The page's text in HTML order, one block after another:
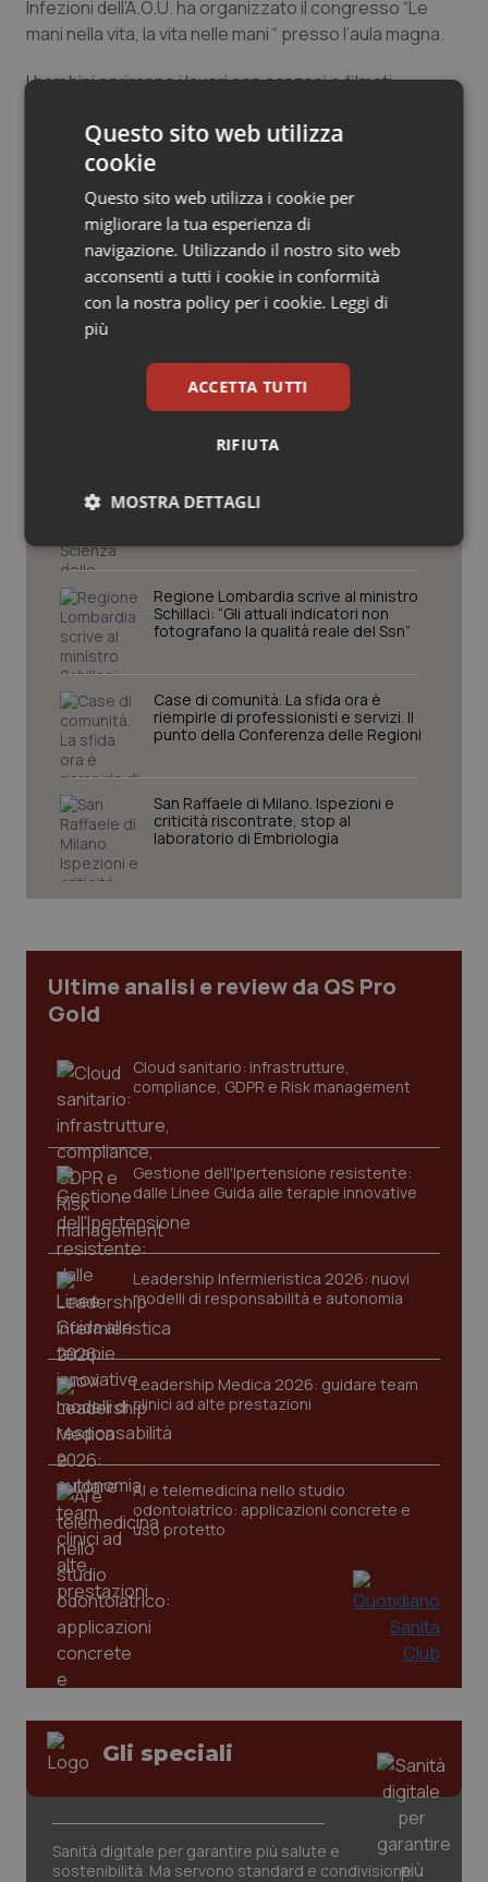
Salute orale & impianti
Sangue & coagulazione
Tiroide
Tumore al seno
Tumore ovarico
Tumori del Polmone & Testa Collo
Tumori gastrointestinali
Infezioni dell’A.O.U. ha organizzato il congresso “Le
mani nella vita, la vita nelle mani “ presso l’aula magna.
I bambini apriranno i lavori con canzoni e filmati
© Riproduzione riservata
Potrebbe interessarti in
Settimana della Scienza dello
Spallanzani: capire la ricerca per
Regione Lombardia scrive al ministro
Schillaci: “Gli attuali indicatori non
fotografano la qualità reale del Ssn”
Case di comunità. La sfida ora è
riempirle di professionisti e servizi. Il
punto della Conferenza delle Regioni
San Raffaele di Milano. Ispezioni e
criticità riscontrate, stop al
laboratorio di Embriologia
Ultime analisi e review da QS Pro
Gold
Cloud sanitario: infrastrutture,
compliance, GDPR e Risk management
Gestione dell'Ipertensione resistente:
dalle Linee Guida alle terapie innovative
Leadership Infermieristica 2026: nuovi
modelli di responsabilità e autonomia
Leadership Medica 2026: guidare team
clinici ad alte prestazioni
AI e telemedicina nello studio
odontoiatrico: applicazioni concrete e
uso protetto
Gli speciali
Sanità digitale per garantire più salute e
sostenibilità. Ma servono standard e condivisione
Questo sito web utilizza
cookie
Questo sito web utilizza i cookie per
migliorare la tua esperienza di
navigazione. Utilizzando il nostro sito web
acconsenti a tutti i cookie in conformità
con la nostra policy per i cookie. Leggi di
più
ACCETTA TUTTI
RIFIUTA
MOSTRA DETTAGLI
Necessari Statistici Marketing
Necessari Statistici Marketing
I cookie necessari contribuiscono a rendere fruibile il
sito web abilitandone funzionalità di base quali la
navigazione sulle pagine e l'accesso alle aree
protette del sito. Il sito web non è in grado di
funzionare correttamente senza questi cookie.
Nome
Fornitore
VISITOR_PRIVACY_METADATA
CookieScriptConsent
tracking-sites-ironfish-
tracking-enable
www.quotidianosanita.it
tracking-sites-ironfish-
www.quotidianosanita.it
_ga
.quotidianosanita.it